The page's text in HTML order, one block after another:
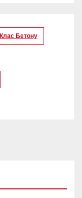
Клас Бетону